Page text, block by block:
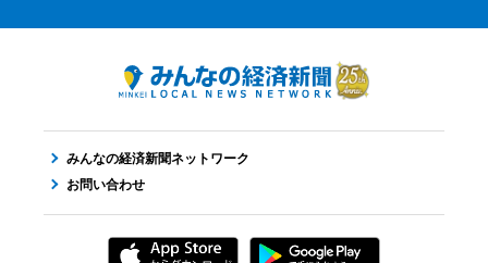
みんなの経済新聞ネットワーク
お問い合わせ